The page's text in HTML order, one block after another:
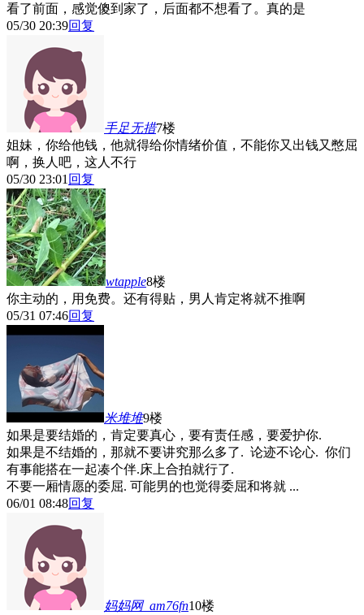
看了前面，感觉傻到家了，后面都不想看了。真的是
05/30 20:39回复
手足无措7楼
姐妹，你给他钱，他就得给你情绪价值，不能你又出钱又憋屈
啊，换人吧，这人不行
05/30 23:01 回复
wtapple8楼
你主动的，用免费。还有得贴，男人肯定将就不推啊
05/31 07:46回复
米堆堆9楼
如果是要结婚的，肯定要真心，要有责任感，要爱护你.
如果是不结婚的，那就不要讲究那么多了. 论迹不论心. 你们
有事能搭在一起凑个伴.床上合拍就行了.
不要一厢情愿的委屈. 可能男的也觉得委屈和将就 ...
06/01 08:48回复
妈妈网_am76fn10楼